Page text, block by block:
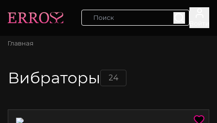
Главная
Вибраторы 24